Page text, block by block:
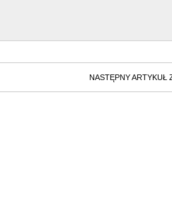
NASTĘPNY ARTYKUŁ